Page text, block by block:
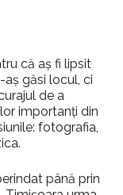
că aș fi lipsit
găsi locul, ci
de a
importanți din
fotografia,
până prin